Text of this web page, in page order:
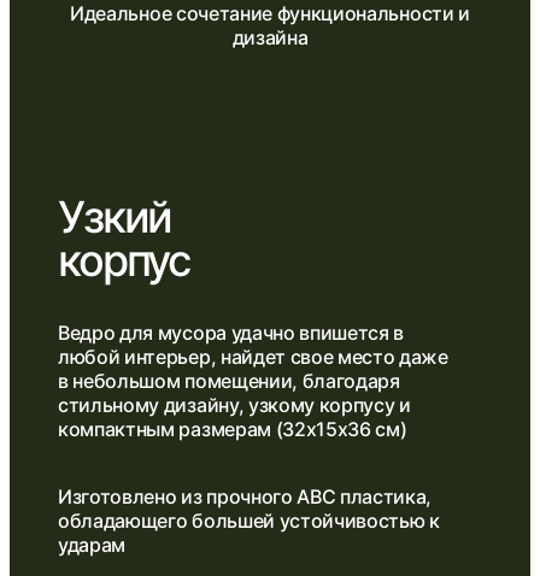
Идеальное сочетание функциональности и
дизайна
Узкий
корпус
Ведро для мусора удачно впишется в
любой интерьер, найдет свое место даже
в небольшом помещении, благодаря
стильному дизайну, узкому корпусу и
компактным размерам (32х15х36 см)
Изготовлено из прочного АВС пластика,
обладающего большей устойчивостью к
ударам